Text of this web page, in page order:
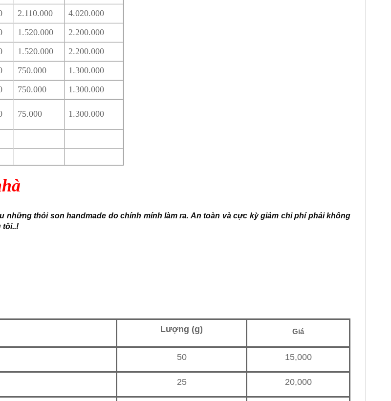
2.110.000
4.020.000
1.520.000
2.200.000
1.520.000
2.200.000
750.000
1.300.000
750.000 1.300.000
75.000 1.300.000
những thỏi son handmade do chính mính làm ra. An toàn và cực kỳ giảm chi phí phải không
tôi..!
Lượng (g) Giá
50 15,000
25 20,000